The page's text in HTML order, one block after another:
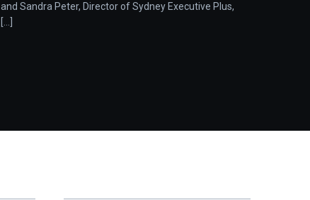
and Sandra Peter, Director of Sydney Executive Plus,
[...]